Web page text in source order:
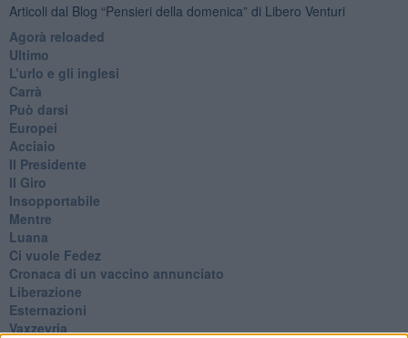
Articoli dal Blog “Pensieri della domenica” di Libero Venturi
​Agorà reloaded
Ultimo
​L’urlo e gli inglesi
Carrà
Può darsi
Europei
Acciaio
Il Presidente
​Il Giro
Insopportabile
​Mentre
Luana
​Ci vuole Fedez
​Cronaca di un vaccino annunciato
​Liberazione
Esternazioni
Vaxzevria